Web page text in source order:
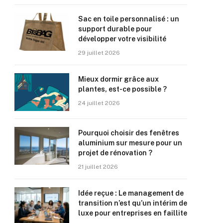
Sac en toile personnalisé : un
support durable pour
développer votre visibilité
29 juillet 2026
Mieux dormir grâce aux
plantes, est-ce possible ?
24 juillet 2026
Pourquoi choisir des fenêtres
aluminium sur mesure pour un
projet de rénovation ?
21 juillet 2026
Idée reçue : Le management de
transition n’est qu’un intérim de
luxe pour entreprises en faillite